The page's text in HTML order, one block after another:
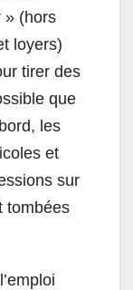
» (hors
loyers)
tirer des
que
les
et
sur
tombées